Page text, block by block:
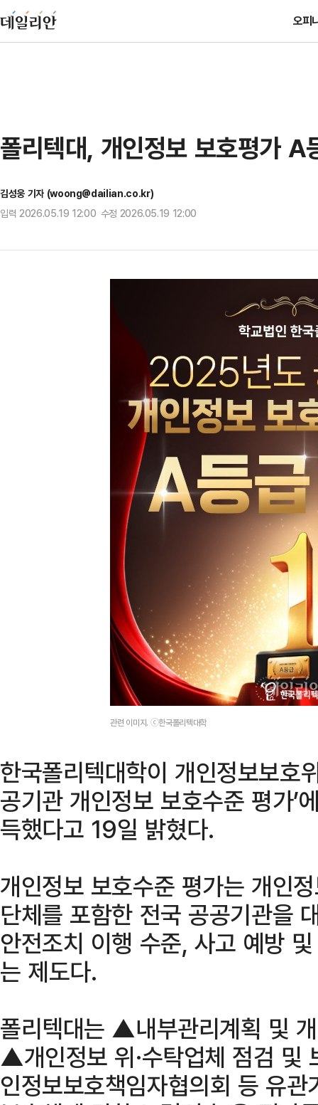
오피
폴리텍대, 개인정보 보호평가
김성웅 기자 (woong@dailian.co.kr)
입력 2026.05.19 12:00 수정 2026.05.19 12:00
관련 이미지. ⓒ한국폴리텍대학
한국폴리텍대학이 개인정보보호
공기관 개인정보 보호수준 평가’
득했다고 19일 밝혔다.
개인정보 보호수준 평가는 개인
단체를 포함한 전국 공공기관을
안전조치 이행 수준, 사고 예방
는 제도다.
폴리텍대는 ▲내부관리계획 및
▲개인정보 위·수탁업체 점검
인정보보호책임자협의회 등 유